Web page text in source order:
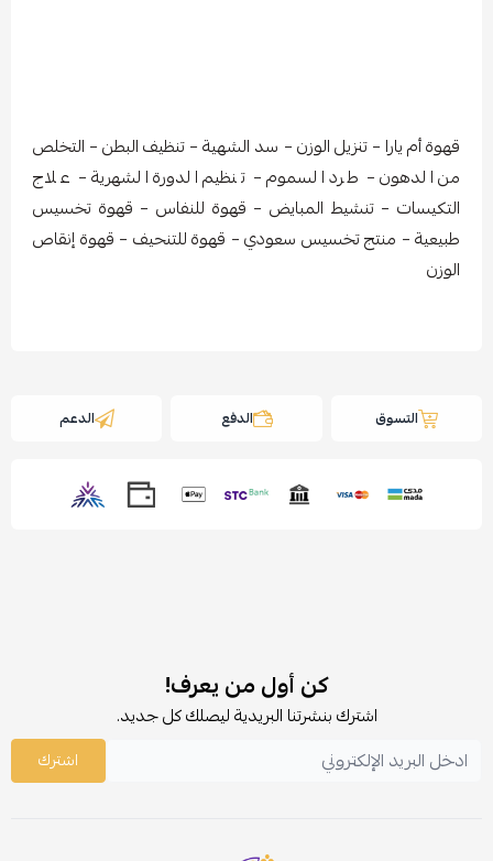
قهوة أم يارا – تنزيل الوزن – سد الشهية – تنظيف البطن – التخلص
من الدهون – طرد السموم – تنظيم الدورة الشهرية – علاج
التكيسات – تنشيط المبايض – قهوة للنفاس – قهوة تخسيس
طبيعية – منتج تخسيس سعودي – قهوة للتنحيف – قهوة إنقاص
الوزن
التسوق الدفع الدعم
كن أول من يعرف!
اشترك بنشرتنا البريدية ليصلك كل جديد.
اشترك